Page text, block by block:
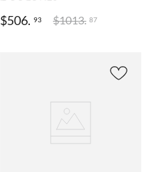
$506. 93 $1013. 87